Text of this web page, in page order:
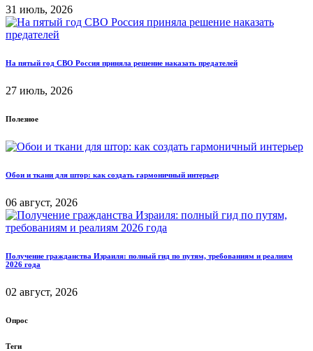
31 июль, 2026
На пятый год СВО Россия приняла решение наказать предателей
27 июль, 2026
Полезное
Обои и ткани для штор: как создать гармоничный интерьер
06 август, 2026
Получение гражданства Израиля: полный гид по путям, требованиям и реалиям
2026 года
02 август, 2026
Опрос
Теги